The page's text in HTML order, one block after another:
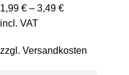
1,99 € – 3,49 €
incl. VAT
zzgl. Versandkosten